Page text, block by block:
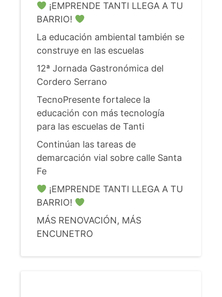
¡EMPRENDE TANTI LLEGA A TU
BARRIO!
La educación ambiental también se
construye en las escuelas
12ª Jornada Gastronómica del
Cordero Serrano
TecnoPresente fortalece la
educación con más tecnología
para las escuelas de Tanti
Continúan las tareas de
demarcación vial sobre calle Santa
Fe
¡EMPRENDE TANTI LLEGA A TU
BARRIO!
MÁS RENOVACIÓN, MÁS
ENCUNETRO